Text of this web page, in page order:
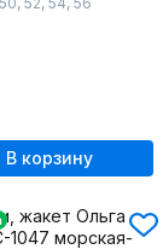
В корзину